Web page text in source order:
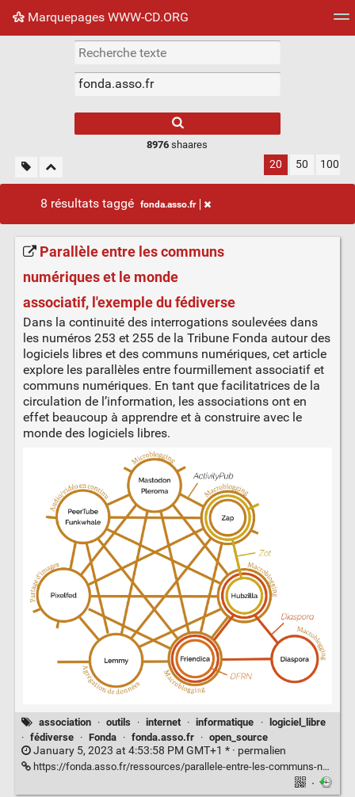
Marquepages WWW-CD.ORG
Nuage de tags Mur d'images
8976 shaares
20 50 100
8 résultats taggé fonda.asso.fr
Parallèle entre les communs
numériques et le monde
associatif, l'exemple du fédiverse
Dans la continuité des interrogations soulevées dans
les numéros 253 et 255 de la Tribune Fonda autour des
logiciels libres et des communs numériques, cet article
explore les parallèles entre fourmillement associatif et
communs numériques. En tant que facilitatrices de la
circulation de l’information, les associations ont en
effet beaucoup à apprendre et à construire avec le
monde des logiciels libres.
association · outils · internet · informatique ·
logiciel_libre
· fédiverse · Fonda · fonda.asso.fr · open_source
January 5, 2023 at 4:53:58 PM GMT+1 * · permalien
https://fonda.asso.fr/ressources/parallele-entre-les-communs-numeriques-et-le-monde-associatif-lexemple-du-fediverse
·